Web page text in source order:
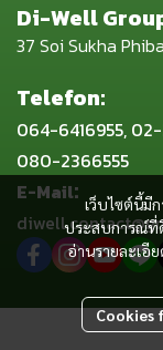
เว็บไซต์นี้มี
ประสบการณ์ที่
อ่านรายละเอี
Cookies
Di-Well
37 Soi Sukha
Telefon:
064-6416955,
080-2366555
E-Mail: